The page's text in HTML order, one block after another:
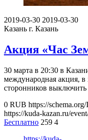
2019-03-30 2019-03-30
Казань г. Казань
Акция «Час
30 марта в 20:30 в
международная акция, в
сторонников
0 RUB https://
https://kuda-kazan.ru/
Бесплатно 259 4